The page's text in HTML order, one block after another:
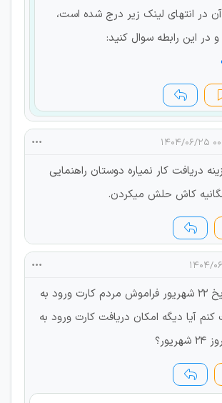
در انتهای لینک زیر درج شده است،
در این رابطه سوال کنید:
۰۶/۲۵
دریافت کار نمیاره دوستان راهنمایی
کاش حلش میکردن.
سلام من در تاریخ 22 شهریور فراموش مردم کارت ورود به
آیا دیگه امکان دریافت کارت ورود به